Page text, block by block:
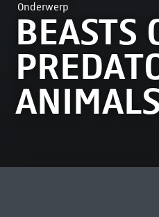
Onderwerp
BEASTS